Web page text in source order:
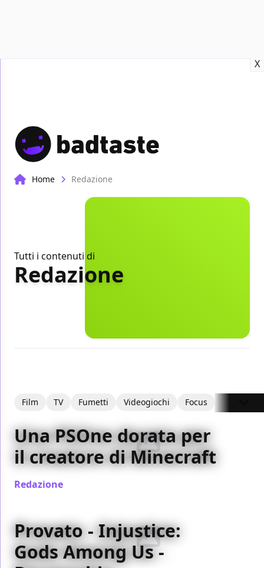
X
Home Redazione
Tutti i contenuti di
Redazione
Film TV Fumetti Videogiochi Focus
Una PSOne dorata per
il creatore di Minecraft
Redazione
Provato - Injustice:
Gods Among Us -